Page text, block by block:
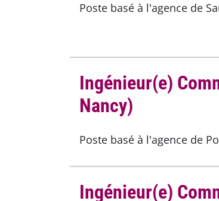
Poste basé à l'agence de
Ingénieur(e)
Nancy)
Poste basé à l'agence de
Ingénieur(e)